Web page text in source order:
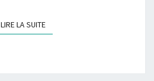
LIRE LA SUITELIRE LA SUITE